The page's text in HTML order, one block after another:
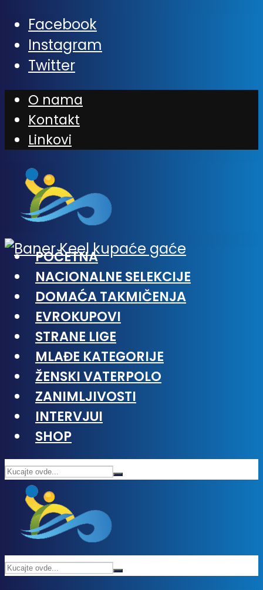
Facebook
Instagram
Twitter
O nama
Kontakt
Linkovi
POČETNA
NACIONALNE SELEKCIJE
DOMAĆA TAKMIČENJA
EVROKUPOVI
STRANE LIGE
MLAĐE KATEGORIJE
ŽENSKI VATERPOLO
ZANIMLJIVOSTI
INTERVJUI
SHOP